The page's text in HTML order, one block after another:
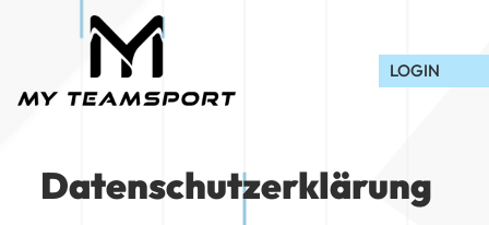
LOGIN
Datenschutzerklärung